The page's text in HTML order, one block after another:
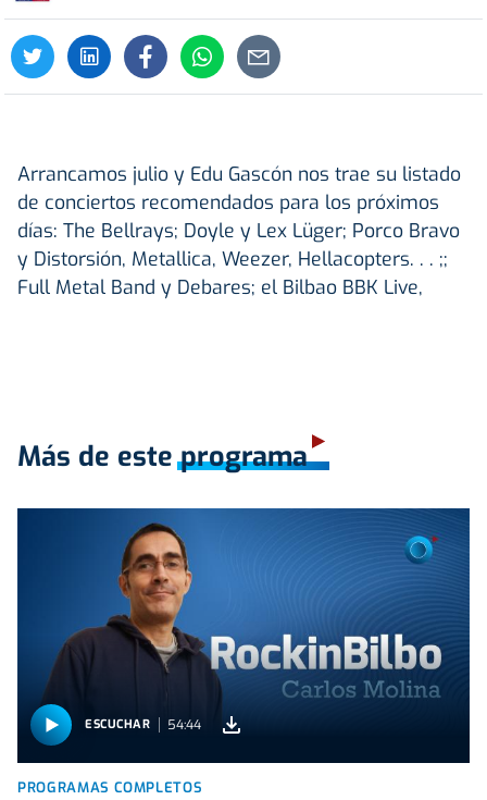
Arrancamos julio y Edu Gascón nos trae su listado
de conciertos recomendados para los próximos
días: The Bellrays; Doyle y Lex Lüger; Porco Bravo
y Distorsión, Metallica, Weezer, Hellacopters. . . ;;
Full Metal Band y Debares; el Bilbao BBK Live,
Más de este programa
ESCUCHAR 54:44
PROGRAMAS COMPLETOS